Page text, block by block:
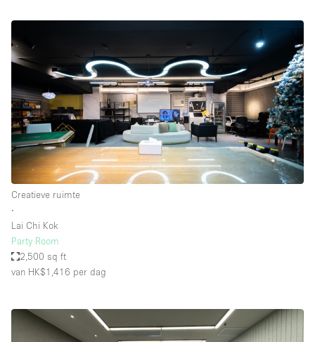
Creatieve ruimte
∙
Lai Chi Kok
Party Room
2,500 sq ft
van HK$1,416 per dag